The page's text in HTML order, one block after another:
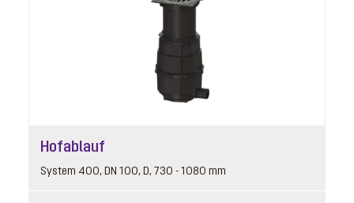
Hofablauf
System 400, DN 100, D, 730 - 1080 mm